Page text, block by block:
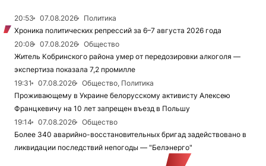
20:53 07.08.2026
Политика
Хроника политических репрессий за 6–7 августа 2026 года
20:08
07.08.2026
Общество
Житель Кобринского района умер от передозировки алкоголя —
экспертиза показала 7,2 промилле
19:31
07.08.2026
Общество, Политика
Проживающему в Украине белорусскому активисту Алексею
Францкевичу на 10 лет запрещен въезд в Польшу
19:14
07.08.2026
Общество
Более 340 аварийно-восстановительных бригад задействовано в
ликвидации последствий непогоды — "Белэнерго"